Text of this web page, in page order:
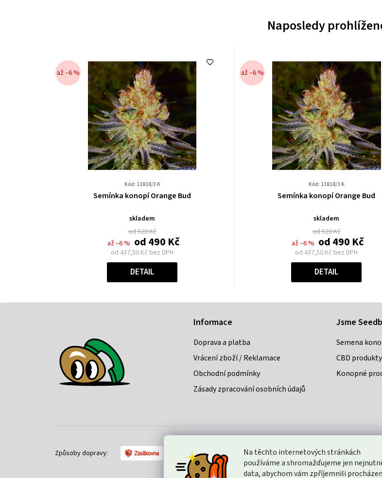
Na těchto internetových stránkách
používáme a shromažďujeme jen
data, abychom vám zpříjemnili
Naposledy
až –6 %
Kód: 13818/3 K
Průměrné
produktu
je
0,0
z
hvězdiček.
Semínka konopí Orange Bud
skladem
od 520 Kč
až –6 % od490 Kč
od 437,50 Kč bez DPH
Měrná
cena:
DETAIL
až –6 %
Kód: 13818/3 K
Průměrné
produktu
je
0,0
z
hvězdiček.
Semínka konopí Orange Bud
skladem
od 520 Kč
až –6 % od490 Kč
od 437,50 Kč bez DPH
Měrná
cena:
DETAIL
Informace
Doprava a platba
Vrácení zboží / Reklamace
Obchodní podmínky
Zásady zpracování osobních údajů
Jsme
Semena
CBD produkty
Konopné
Způsoby dopravy: